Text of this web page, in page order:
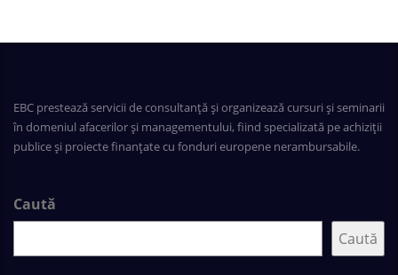
EBC prestează servicii de consultanță și organizează cursuri și seminarii
în domeniul afacerilor și managementului, fiind specializată pe achiziții
publice și proiecte finanțate cu fonduri europene nerambursabile.
Caută
Caută